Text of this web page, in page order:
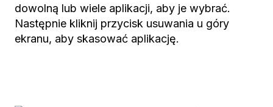
dowolną lub wiele aplikacji, aby je wybrać.
Następnie kliknij przycisk usuwania u góry
ekranu, aby skasować aplikację.